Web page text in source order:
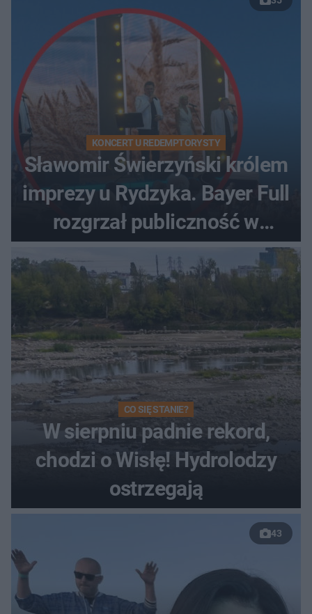
KONCERT U REDEMPTORYSTY
Sławomir Świerzyński królem
imprezy u Rydzyka. Bayer Full
rozgrzał publiczność w
Toruniu
CO SIĘ STANIE?
W sierpniu padnie rekord,
chodzi o Wisłę! Hydrolodzy
ostrzegają
43